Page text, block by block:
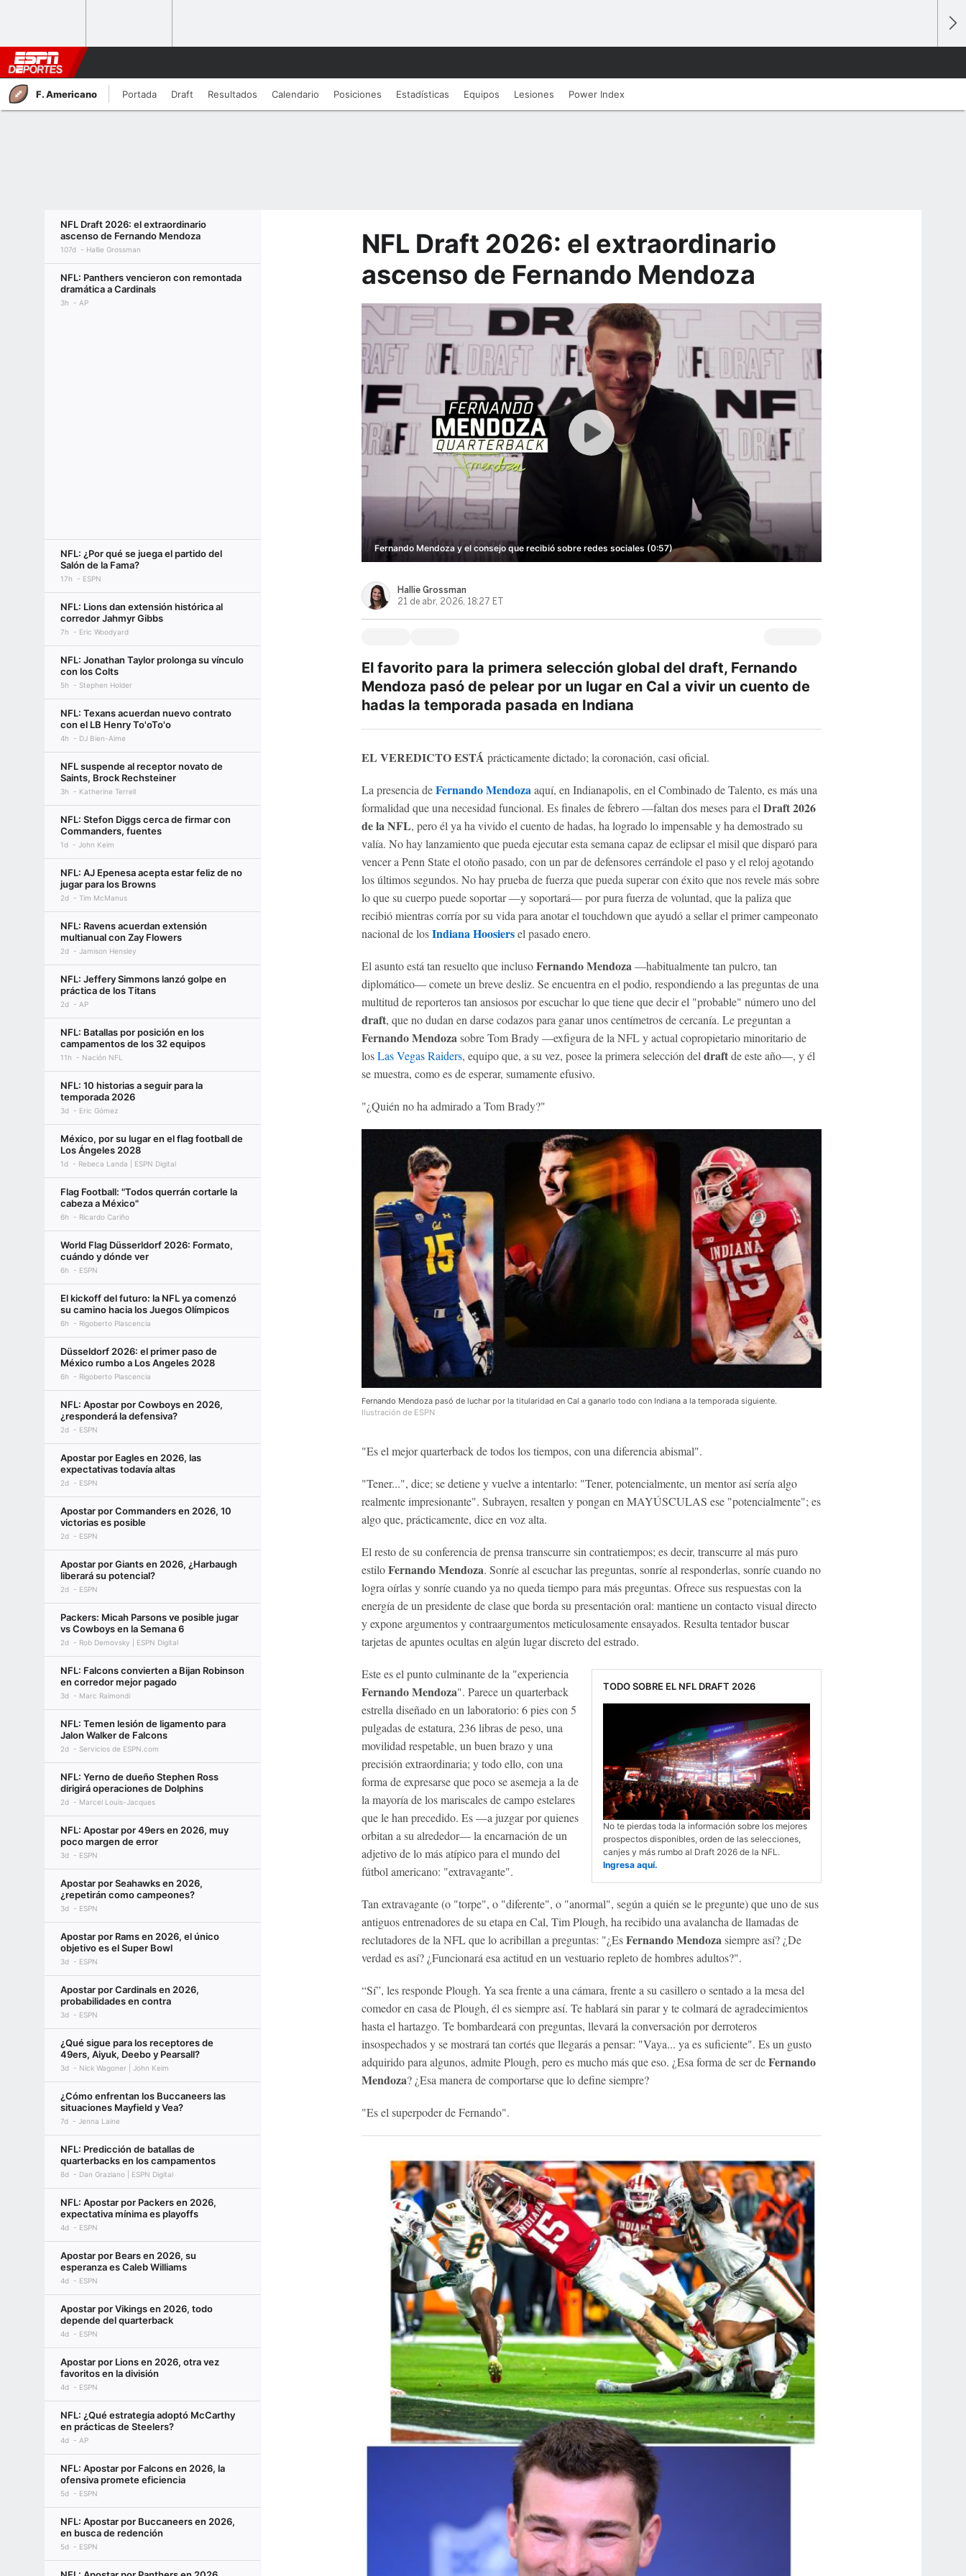
F. Americano Portada Draft Resultados Calendario Posiciones Estadísticas Equipos Lesiones Power Index
NFL Draft 2026: el extraordinario
ascenso de Fernando Mendoza
107d Hallie Grossman
NFL: Panthers vencieron con remontada
dramática a Cardinals
3h AP
NFL: ¿Por qué se juega el partido del
Salón de la Fama?
17h ESPN
NFL: Lions dan extensión histórica al
corredor Jahmyr Gibbs
7h Eric Woodyard
NFL: Jonathan Taylor prolonga su vínculo
con los Colts
5h Stephen Holder
NFL: Texans acuerdan nuevo contrato
con el LB Henry To'oTo'o
4h DJ Bien-Aime
NFL suspende al receptor novato de
Saints, Brock Rechsteiner
3h Katherine Terrell
NFL: Stefon Diggs cerca de firmar con
Commanders, fuentes
1d John Keim
NFL: AJ Epenesa acepta estar feliz de no
jugar para los Browns
2d Tim McManus
NFL: Ravens acuerdan extensión
multianual con Zay Flowers
2d Jamison Hensley
NFL: Jeffery Simmons lanzó golpe en
práctica de los Titans
2d AP
NFL: Batallas por posición en los
campamentos de los 32 equipos
11h Nación NFL
NFL: 10 historias a seguir para la
temporada 2026
3d Eric Gómez
México, por su lugar en el flag football de
Los Ángeles 2028
1d Rebeca Landa | ESPN Digital
Flag Football: "Todos querrán cortarle la
cabeza a México"
6h Ricardo Cariño
World Flag Düsserldorf 2026: Formato,
cuándo y dónde ver
6h ESPN
El kickoff del futuro: la NFL ya comenzó
su camino hacia los Juegos Olímpicos
6h Rigoberto Plascencia
Düsseldorf 2026: el primer paso de
México rumbo a Los Angeles 2028
6h Rigoberto Plascencia
NFL: Apostar por Cowboys en 2026,
¿responderá la defensiva?
2d ESPN
Apostar por Eagles en 2026, las
expectativas todavía altas
2d ESPN
Apostar por Commanders en 2026, 10
victorias es posible
2d ESPN
Apostar por Giants en 2026, ¿Harbaugh
liberará su potencial?
2d ESPN
Packers: Micah Parsons ve posible jugar
vs Cowboys en la Semana 6
2d Rob Demovsky | ESPN Digital
NFL: Falcons convierten a Bijan Robinson
en corredor mejor pagado
3d Marc Raimondi
NFL: Temen lesión de ligamento para
Jalon Walker de Falcons
2d Servicios de ESPN.com
NFL: Yerno de dueño Stephen Ross
dirigirá operaciones de Dolphins
2d Marcel Louis-Jacques
NFL: Apostar por 49ers en 2026, muy
poco margen de error
3d ESPN
Apostar por Seahawks en 2026,
¿repetirán como campeones?
3d ESPN
Apostar por Rams en 2026, el único
objetivo es el Super Bowl
3d ESPN
Apostar por Cardinals en 2026,
probabilidades en contra
3d ESPN
¿Qué sigue para los receptores de
49ers, Aiyuk, Deebo y Pearsall?
3d Nick Wagoner | John Keim
¿Cómo enfrentan los Buccaneers las
situaciones Mayfield y Vea?
7d Jenna Laine
NFL: Predicción de batallas de
quarterbacks en los campamentos
8d Dan Graziano | ESPN Digital
NFL: Apostar por Packers en 2026,
expectativa mínima es playoffs
4d ESPN
Apostar por Bears en 2026, su
esperanza es Caleb Williams
4d ESPN
Apostar por Vikings en 2026, todo
depende del quarterback
4d ESPN
Apostar por Lions en 2026, otra vez
favoritos en la división
4d ESPN
NFL: ¿Qué estrategia adoptó McCarthy
en prácticas de Steelers?
4d AP
NFL: Apostar por Falcons en 2026, la
ofensiva promete eficiencia
5d ESPN
NFL: Apostar por Buccaneers en 2026,
en busca de redención
5d ESPN
NFL Draft 2026: el extraordinario
ascenso de Fernando Mendoza
Fernando Mendoza y el consejo que recibió sobre redes sociales (0:57)
Hallie Grossman
21 de abr, 2026, 18:27 ET
El favorito para la primera selección global del draft, Fernando
Mendoza pasó de pelear por un lugar en Cal a vivir un cuento de
hadas la temporada pasada en Indiana
EL VEREDICTO ESTÁ prácticamente dictado; la coronación, casi oficial.
La presencia deFernando Mendoza aquí, en Indianapolis, en el Combinado de Talento, es más una
formalidad que una necesidad funcional. Es finales de febrero —faltan dos meses para el Draft 2026
de la NFL, pero él ya ha vivido el cuento de hadas, ha logrado lo impensable y ha demostrado su
valía. No hay lanzamiento que pueda ejecutar esta semana capaz de eclipsar el misil que disparó para
vencer a Penn State el otoño pasado, con un par de defensores cerrándole el paso y el reloj agotando
los últimos segundos. No hay prueba de fuerza que pueda superar con éxito que nos revele más sobre
lo que su cuerpo puede soportar —y soportará— por pura fuerza de voluntad, que la paliza que
recibió mientras corría por su vida para anotar el touchdown que ayudó a sellar el primer campeonato
nacional de losIndiana Hoosiersel pasado enero.
El asunto está tan resuelto que inclusoFernando Mendoza —habitualmente tan pulcro, tan
diplomático— comete un breve desliz. Se encuentra en el podio, respondiendo a las preguntas de una
multitud de reporteros tan ansiosos por escuchar lo que tiene que decir el "probable" número uno del
draft, que no dudan en darse codazos para ganar unos centímetros de cercanía. Le preguntan a
Fernando Mendoza sobre Tom Brady —exfigura de la NFL y actual copropietario minoritario de
losLas Vegas Raiders, equipo que, a su vez, posee la primera selección del draftde este año—, y él
se muestra, como es de esperar, sumamente efusivo.
"¿Quién no ha admirado a Tom Brady?"
Fernando Mendoza pasó de luchar por la titularidad en Cal a ganarlo todo con Indiana a la temporada siguiente.
Ilustración de ESPN
"Es el mejor quarterback de todos los tiempos, con una diferencia abismal".
"Tener...", dice; se detiene y vuelve a intentarlo: "Tener, potencialmente, un mentor así sería algo
realmente impresionante". Subrayen, resalten y pongan en MAYÚSCULAS ese "potencialmente"; es
algo que, prácticamente, dice en voz alta.
El resto de su conferencia de prensa transcurre sin contratiempos; es decir, transcurre al más puro
estiloFernando Mendoza. Sonríe al escuchar las preguntas, sonríe al responderlas, sonríe cuando no
logra oírlas y sonríe cuando ya no queda tiempo para más preguntas. Ofrece sus respuestas con la
energía de un presidente de clase que borda su presentación oral: mantiene un contacto visual directo
y expone argumentos y contraargumentos meticulosamente ensayados. Resulta tentador buscar
tarjetas de apuntes ocultas en algún lugar discreto del estrado.
TODO SOBRE EL NFL DRAFT 2026
No te pierdas toda la información sobre los mejores
prospectos disponibles, orden de las selecciones,
canjes y más rumbo al Draft 2026 de la NFL.
Ingresa aquí.
Este es el punto culminante de la "experiencia
Fernando Mendoza". Parece un quarterback
estrella diseñado en un laboratorio: 6 pies con 5
pulgadas de estatura, 236 libras de peso, una
movilidad respetable, un buen brazo y una
precisión extraordinaria; y todo ello, con una
forma de expresarse que poco se asemeja a la de
la mayoría de los mariscales de campo estelares
que le han precedido. Es —a juzgar por quienes
orbitan a su alrededor— la encarnación de un
adjetivo de lo más atípico para el mundo del
fútbol americano: "extravagante".
Tan extravagante (o "torpe", o "diferente", o "anormal", según a quién se le pregunte) que uno de sus
antiguos entrenadores de su etapa en Cal, Tim Plough, ha recibido una avalancha de llamadas de
reclutadores de la NFL que lo acribillan a preguntas: "¿EsFernando Mendozasiempre así? ¿De
verdad es así? ¿Funcionará esa actitud en un vestuario repleto de hombres adultos?".
“Sí”, les responde Plough. Ya sea frente a una cámara, frente a su casillero o sentado a la mesa del
comedor en casa de Plough, él es siempre así. Te hablará sin parar y te colmará de agradecimientos
hasta el hartazgo. Te bombardeará con preguntas, llevará la conversación por derroteros
insospechados y se mostrará tan cortés que llegarás a pensar: "Vaya... ya es suficiente". Es un gusto
adquirido para algunos, admite Plough, pero es mucho más que eso. ¿Esa forma de ser deFernando
Mendoza? ¿Esa manera de comportarse que lo define siempre?
"Es el superpoder de Fernando".